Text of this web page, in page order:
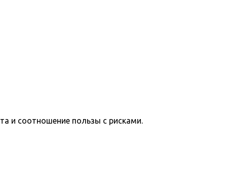
и соотношение пользы с рисками.